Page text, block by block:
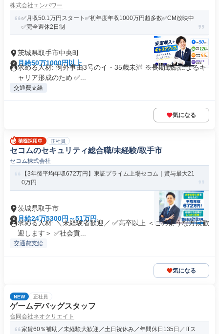
株式会社エンパワー
✅月収50.1万円スタート✅初年度年収1000万円超多数✅CM放映中
✅完全週休2日制
茨城県取手市中央町
月給50万1000円以上
求める人材: 例外事由3号のイ・35歳未満 ※長期勤続によるキ
ャリア形成のため ✅...
交通費支給
気になる
正社員
セコムのセキュリティ総合職/未経験/取手市
セコム株式会社
【3年後平均年収672万円】東証プライム上場セコム｜賞与最大21
0万円
茨城県取手市
月給24万5300円～51万円
求める人材: ＼未経験者歓迎／ ✅高卒以上 ＜このような方は歓
迎します＞ ✅社会貢...
交通費支給
気になる
NEW 正社員
ゲームデバッグスタッフ
合同会社ネオクリエイト
家賃60％補助／未経験大歓迎／土日祝休み／年間休日135日／ITス